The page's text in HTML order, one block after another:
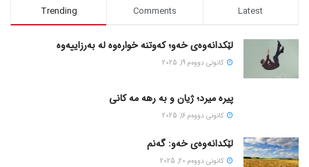
Trending Comments Latest
لێکدانەوەی خەو؛ کەوتنە خوارەوە لە بەرزاییەوە
كانونی دووه‌م 19, 2025
پیره میرد؛ ژیان و به رهه مه کانی
كانونی دووه‌م 16, 2025
لێکدانەوەی خەو: گەنم
كانونی دووه‌م 20, 2025